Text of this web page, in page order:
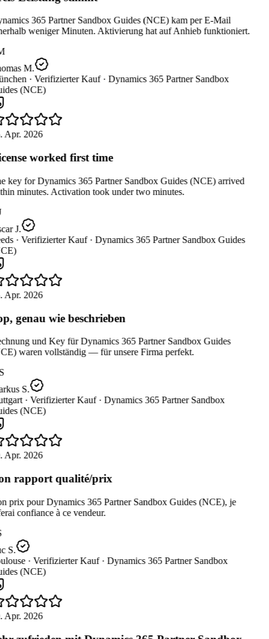
365 Partner Sandbox Guides (NCE) kam per E-Mail
weniger Minuten. Aktivierung hat auf Anhieb funktioniert.
M.
· Verifizierter Kauf · Dynamics 365 Partner Sandbox
(NCE)
Apr. 2026
worked first time
key for Dynamics 365 Partner Sandbox Guides (NCE) arrived
minutes. Activation took under two minutes.
J.
· Verifizierter Kauf · Dynamics 365 Partner Sandbox Guides
Apr. 2026
genau wie beschrieben
und Key für Dynamics 365 Partner Sandbox Guides
waren vollständig — für unsere Firma perfekt.
S.
· Verifizierter Kauf · Dynamics 365 Partner Sandbox
(NCE)
Apr. 2026
rapport qualité/prix
prix pour Dynamics 365 Partner Sandbox Guides (NCE), je
confiance à ce vendeur.
S.
· Verifizierter Kauf · Dynamics 365 Partner Sandbox
(NCE)
Apr. 2026